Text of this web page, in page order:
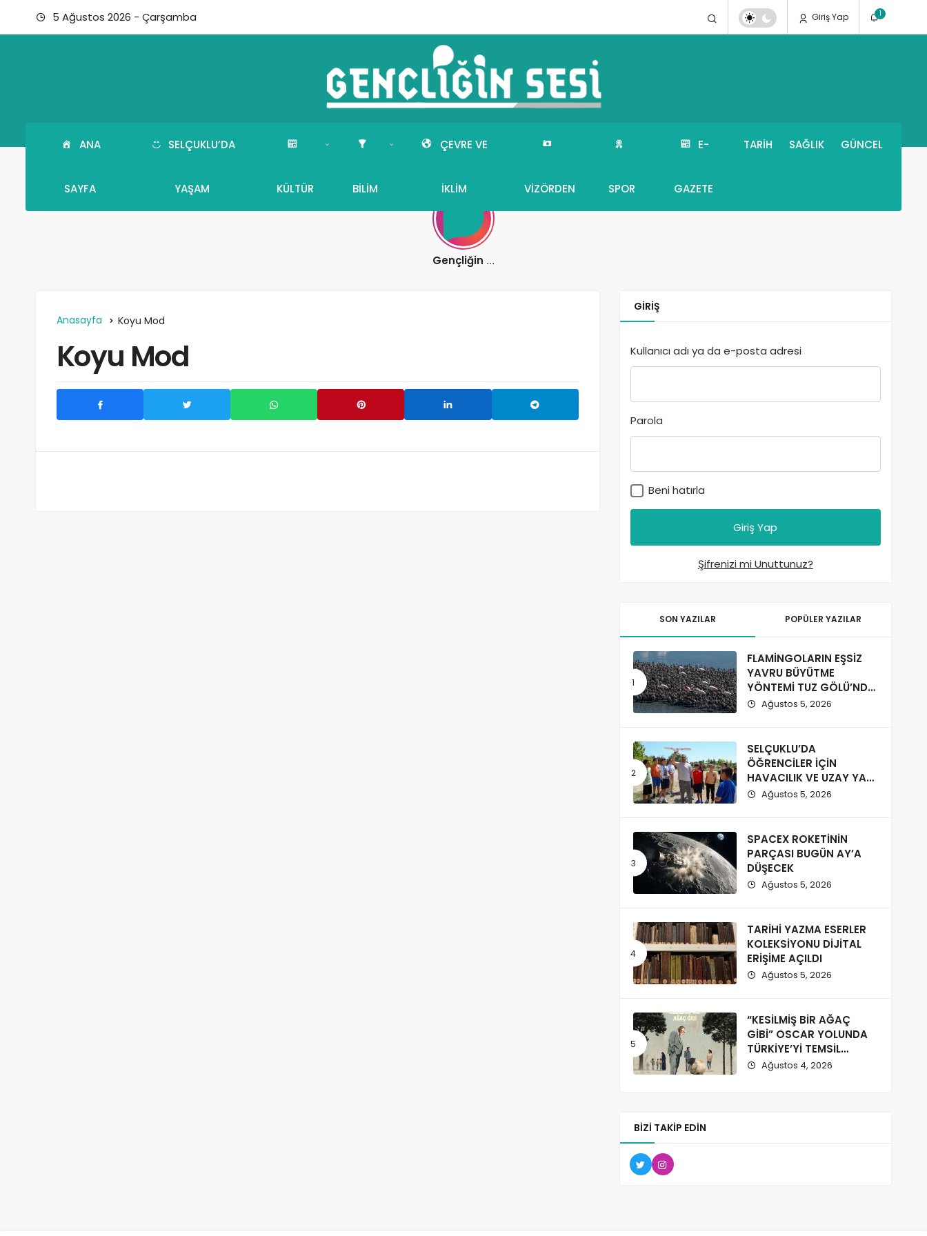
5 Ağustos 2026 - Çarşamba Giriş Yap 1
ANA
SAYFA
SELÇUKLU’DA
YAŞAM KÜLTÜR BILIM
ÇEVRE VE
İKLIM VIZÖRDEN SPOR
E-
GAZETE
TARIH SAĞLIK GÜNCEL
Gençliğin Sesi
Anasayfa Koyu Mod
Koyu Mod
GIRIŞ
Kullanıcı adı ya da e-posta adresi
Parola
Beni hatırla
Şifrenizi mi Unuttunuz?
SON YAZILAR POPÜLER YAZILAR
FLAMİNGOLARIN EŞSİZ
YAVRU BÜYÜTME
YÖNTEMİ TUZ GÖLÜ’NDE
GÖZLENDİ
Ağustos 5, 2026
SELÇUKLU’DA
ÖĞRENCİLER İÇİN
HAVACILIK VE UZAY YAZ
KURSU BAŞLADI
Ağustos 5, 2026
SPACEX ROKETİNİN
PARÇASI BUGÜN AY’A
DÜŞECEK
Ağustos 5, 2026
TARİHİ YAZMA ESERLER
KOLEKSİYONU DİJİTAL
ERİŞİME AÇILDI
Ağustos 5, 2026
“KESİLMİŞ BİR AĞAÇ
GİBİ” OSCAR YOLUNDA
TÜRKİYE’Yİ TEMSİL
EDECEK
Ağustos 4, 2026
BIZI TAKIP EDIN